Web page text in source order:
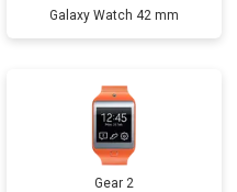
Galaxy Watch 42 mm
Gear 2